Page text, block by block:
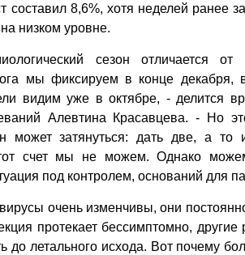
составил 8,6%, хотя неделей ранее
низком уровне.
сезон отличается
мы фиксируем в конце
видим уже в октябре, - делится
Алевтина Красавцева. - Но
может затянуться: дать две, а
счет мы не можем. Однако
под контролем, оснований для
очень изменчивы, они
протекает бессимптомно,
до летального исхода. Вот почему